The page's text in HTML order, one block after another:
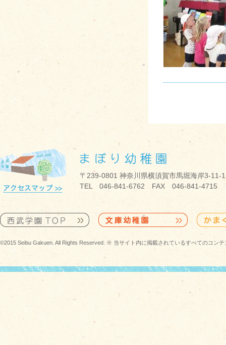
〒239-0801 神奈川県横須賀市馬堀海岸3-11-1
TEL 046-841-6762 FAX 046-841-4715
©2015 Seibu Gakuen. All Rights Reserved. ※ 当サイト内に掲載されているすべてのコン